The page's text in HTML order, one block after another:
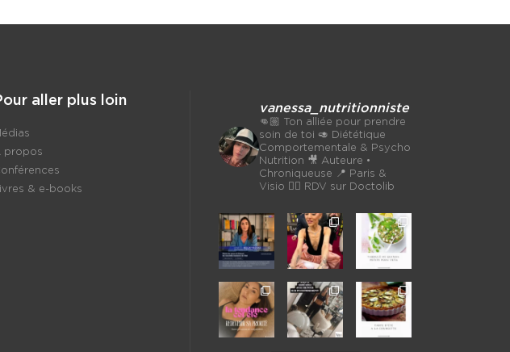
aller plus loin
propos
& e-books
vanessa_nutritionniste
👊🏼 Ton alliée pour prendre
soin de toi 🥑 Diététique
Comportementale & Psycho
Nutrition 🎥 Auteure •
Chroniqueuse 📍 Paris &
Visio 👉🏼 RDV sur Doctolib